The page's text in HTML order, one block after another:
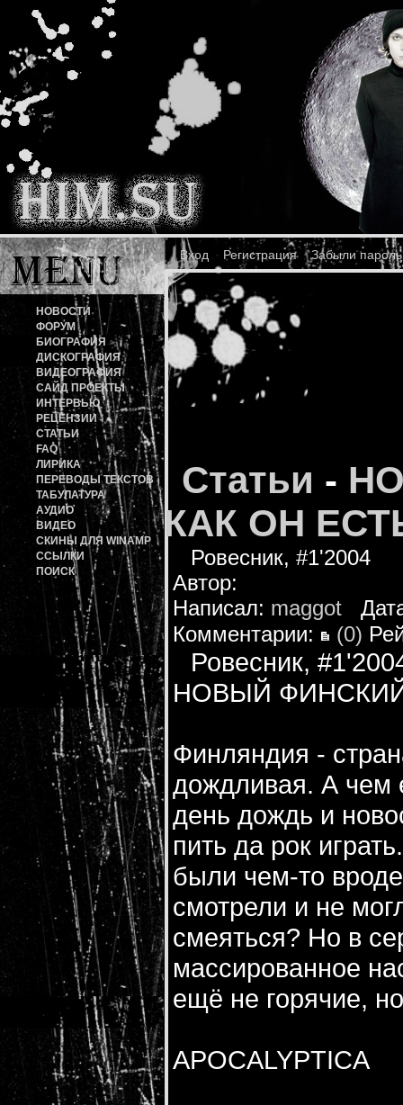
Вход Регистрация Забыли
НОВОСТИ
ФОРУМ
БИОГРАФИЯ
ДИСКОГРАФИЯ
ВИДЕОГРАФИЯ
САЙД ПРОЕКТЫ
ИНТЕРВЬЮ
РЕЦЕНЗИИ
СТАТЬИ
FAQ
ЛИРИКА
ПЕРЕВОДЫ ТЕКСТОВ
ТАБУЛАТУРА
АУДИО
ВИДЕО
СКИНЫ ДЛЯ WINAMP
ССЫЛКИ
ПОИСК
Статьи -
КАК ОН
Ровесник, #1'2004
Автор:
Написал: maggot
Комментарии:
(0)
Ровесник,
НОВЫЙ
Финляндия -
дождливая. А чем
день дождь и
пить да рок
были чем-то
смотрели и не
смеяться? Но в
массированное
ещё не горячие,
APOCALYPTICA